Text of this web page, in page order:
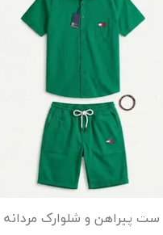
ست پیراهن و شلوارک مردانه